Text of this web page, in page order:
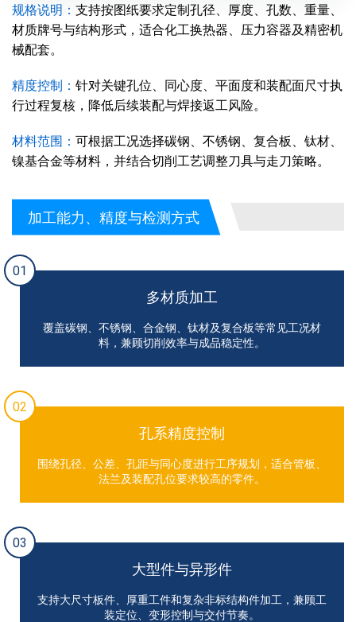
规格说明： 支持按图纸要求定制孔径、厚度、孔数、重量、
材质牌号与结构形式，适合化工换热器、压力容器及精密机
械配套。
精度控制： 针对关键孔位、同心度、平面度和装配面尺寸执
行过程复核，降低后续装配与焊接返工风险。
材料范围： 可根据工况选择碳钢、不锈钢、复合板、钛材、
镍基合金等材料，并结合切削工艺调整刀具与走刀策略。
加工能力、精度与检测方式
01
多材质加工
覆盖碳钢、不锈钢、合金钢、钛材及复合板等常见工况材
料，兼顾切削效率与成品稳定性。
02
孔系精度控制
围绕孔径、公差、孔距与同心度进行工序规划，适合管板、
法兰及装配孔位要求较高的零件。
03
大型件与异形件
支持大尺寸板件、厚重工件和复杂非标结构件加工，兼顾工
装定位、变形控制与交付节奏。